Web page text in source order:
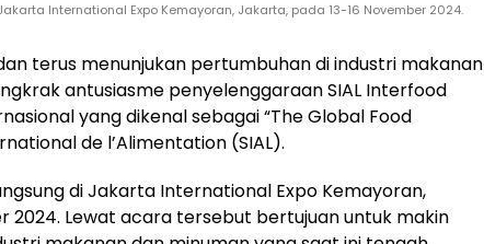
International Expo Kemayoran, Jakarta, pada 13-16 November 2024.
terus menunjukan pertumbuhan di industri makanan
antusiasme penyelenggaraan SIAL Interfood
yang dikenal sebagai “The Global Food
de l’Alimentation (SIAL).
di Jakarta International Expo Kemayoran,
2024. Lewat acara tersebut bertujuan untuk makin